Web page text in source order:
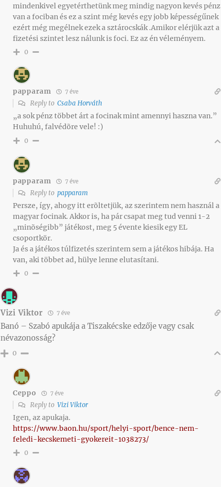
mindenkivel egyetérthetünk meg mindig nagyon kevés pénz
van a fociban és ez a szint még kevés egy jobb képességűnek
ezért még megélnek ezek a sztárocskák .Amikor elérjük azt a
fizetési szintet lesz nálunk is foci. Ez az én véleményem.
0
papparam 7 éve
Reply to Csaba Horváth
„a sok pénz többet árt a focinak mint amennyi haszna van.”
Huhuhú, falvédõre vele! :)
0
papparam 7 éve
Reply to papparam
Persze, így, ahogy itt erõltetjük, az szerintem nem használ a
magyar focinak. Akkor is, ha pár csapat meg tud venni 1-2
„minõségibb” játékost, meg 5 évente kiesik egy EL
csoportkör.
Ja és a játékos túlfizetés szerintem sem a játékos hibája. Ha
van, aki többet ad, hülye lenne elutasítani.
0
Vizi Viktor 7 éve
Banó – Szabó apukája a Tiszakécske edzője vagy csak
névazonosság?
0
Ceppo 7 éve
Reply to Vizi Viktor
Igen, az apukaja.
https://www.baon.hu/sport/helyi-sport/bence-nem-
feledi-kecskemeti-gyokereit-1038273/
0